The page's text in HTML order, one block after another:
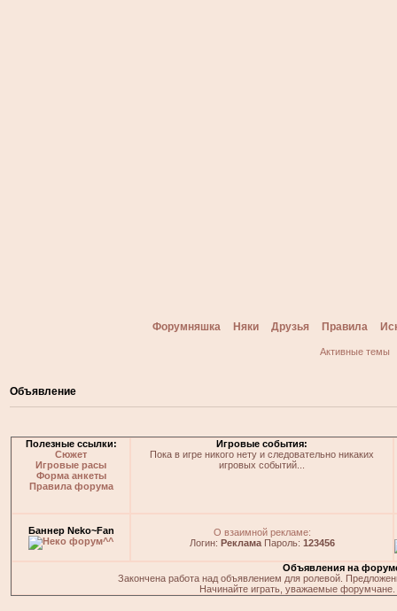
Форумняшка Няки Друзья Правила
Активные темы
Объявление
Полезные ссылки:
Сюжет
Игровые расы
Форма анкеты
Правила форума
Игровые события:
Пока в игре никого нету и следовательно никаких
игровых событий...
Баннер Neko~Fan
О взаимной рекламе:
Логин: РекламаПароль: 123456
Объявления на
Закончена работа над объявлением для ролевой.
Начинайте играть, уважаемые